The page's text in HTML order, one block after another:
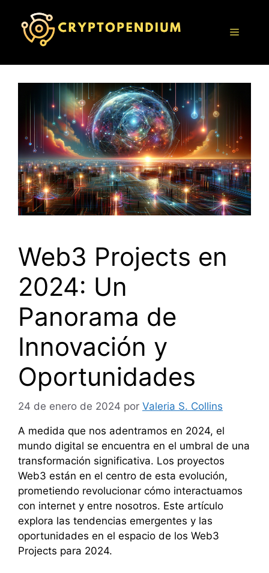
contenido
Menú
Web3 Projects en
2024: Un
Panorama de
Innovación y
Oportunidades
24 de enero de 2024 por Valeria S. Collins
A medida que nos adentramos en 2024, el
mundo digital se encuentra en el umbral de una
transformación significativa. Los proyectos
Web3 están en el centro de esta evolución,
prometiendo revolucionar cómo interactuamos
con internet y entre nosotros. Este artículo
explora las tendencias emergentes y las
oportunidades en el espacio de los Web3
Projects para 2024.